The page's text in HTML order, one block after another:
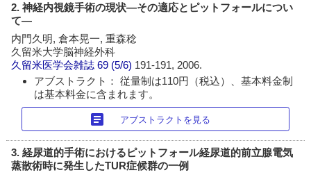
2. 神経内視鏡手術の現状―その適応とピットフォールについ
て―
内門久明, 倉本晃一, 重森稔
久留米大学脳神経外科
久留米医学会雑誌 69 (5/6) 191-191, 2006.
アブストラクト： 従量制は110円（税込）、基本料金制
は基本料金に含まれます。
article アブストラクトを見る
3. 経尿道的手術におけるピットフォール経尿道的前立腺電気
蒸散術時に発生したTUR症候群の一例